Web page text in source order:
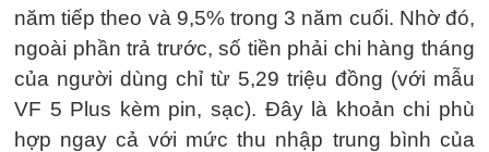
năm tiếp theo và 9,5% trong 3 năm cuối. Nhờ đó,
ngoài phần trả trước, số tiền phải chi hàng tháng
của người dùng chỉ từ 5,29 triệu đồng (với mẫu
VF 5 Plus kèm pin, sạc). Đây là khoản chi phù
hợp ngay cả với mức thu nhập trung bình của